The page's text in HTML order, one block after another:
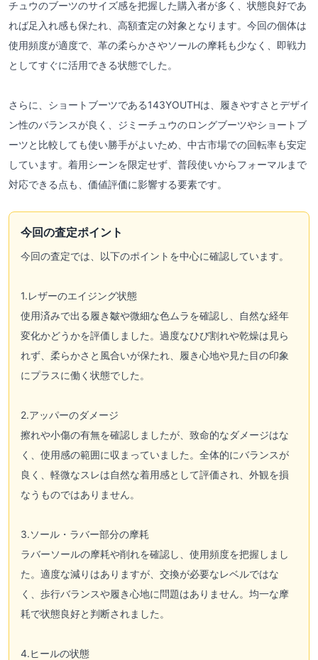
チュウのブーツのサイズ感を把握した購入者が多く、状態良好であ
れば足入れ感も保たれ、高額査定の対象となります。今回の個体は
使用頻度が適度で、革の柔らかさやソールの摩耗も少なく、即戦力
としてすぐに活用できる状態でした。
さらに、ショートブーツである143YOUTHは、履きやすさとデザイ
ン性のバランスが良く、ジミーチュウのロングブーツやショートブ
ーツと比較しても使い勝手がよいため、中古市場での回転率も安定
しています。着用シーンを限定せず、普段使いからフォーマルまで
対応できる点も、価値評価に影響する要素です。
今回の査定ポイント
今回の査定では、以下のポイントを中心に確認しています。
1.レザーのエイジング状態
使用済みで出る履き皺や微細な色ムラを確認し、自然な経年
変化かどうかを評価しました。過度なひび割れや乾燥は見ら
れず、柔らかさと風合いが保たれ、履き心地や見た目の印象
にプラスに働く状態でした。
2.アッパーのダメージ
擦れや小傷の有無を確認しましたが、致命的なダメージはな
く、使用感の範囲に収まっていました。全体的にバランスが
良く、軽微なスレは自然な着用感として評価され、外観を損
なうものではありません。
3.ソール・ラバー部分の摩耗
ラバーソールの摩耗や削れを確認し、使用頻度を把握しまし
た。適度な減りはありますが、交換が必要なレベルではな
く、歩行バランスや履き心地に問題はありません。均一な摩
耗で状態良好と判断されました。
4.ヒールの状態